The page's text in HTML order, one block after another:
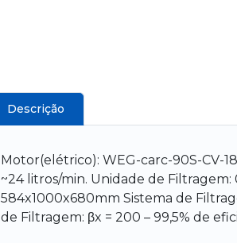
Descrição
Motor(elétrico): WEG-carc-90S-CV-
~24 litros/min. Unidade de
584x1000x680mm Sistema de
de Filtragem: βx = 200 – 99,5% de